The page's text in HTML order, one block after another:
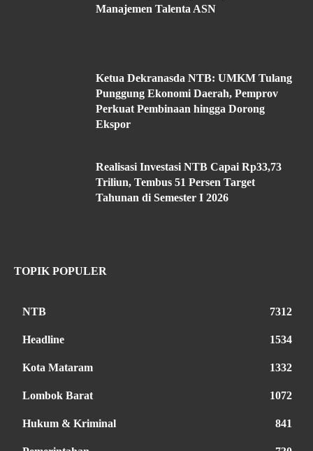
Manajemen Talenta ASN
Ketua Dekranasda NTB: UMKM Tulang
Punggung Ekonomi Daerah, Pemprov
Perkuat Pembinaan hingga Dorong
Ekspor
Realisasi Investasi NTB Capai Rp33,73
Triliun, Tembus 51 Persen Target
Tahunan di Semester I 2026
TOPIK POPULER
NTB 7312
Headline 1534
Kota Mataram 1332
Lombok Barat 1072
Hukum & Kriminal 841